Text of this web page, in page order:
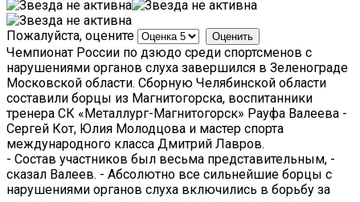
Пожалуйста, оцените
Чемпионат России по дзюдо среди спортсменов с
нарушениями органов слуха завершился в Зеленограде
Московской области. Сборную Челябинской области
составили борцы из Магнитогорска, воспитанники
тренера СК «Металлург-Магнитогорск» Рауфа Валеева -
Сергей Кот, Юлия Молодцова и мастер спорта
международного класса Дмитрий Лавров.
- Состав участников был весьма представительным, -
сказал Валеев. - Абсолютно все сильнейшие борцы с
нарушениями органов слуха включились в борьбу за